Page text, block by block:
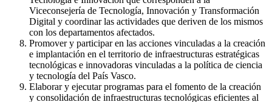
Viceconsejería de Tecnología, Innovación y Transformación
Digital y coordinar las actividades que deriven de los mismos
con los departamentos afectados.
Promover y participar en las acciones vinculadas a la creación
e implantación en el territorio de infraestructuras estratégicas
tecnológicas e innovadoras vinculadas a la política de ciencia
y tecnología del País Vasco.
Elaborar y ejecutar programas para el fomento de la creación
y consolidación de infraestructuras tecnológicas eficientes al